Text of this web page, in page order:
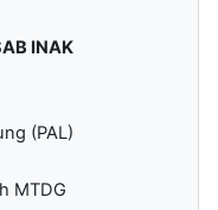
INAK
(PAL)
MTDG